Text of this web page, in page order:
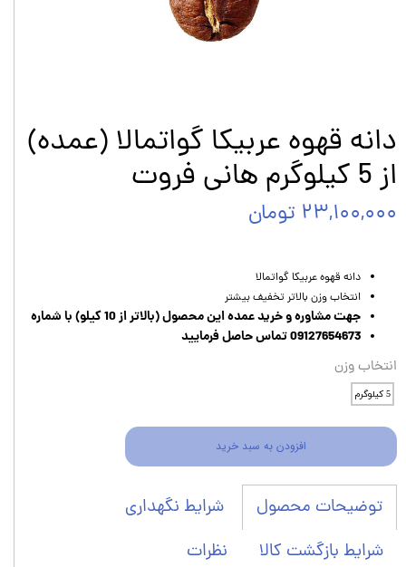
دانه قهوه عربیکا گواتمالا (عمده)
از 5 کیلوگرم هانی فروت
۲۳,۱۰۰,۰۰۰ تومان
دانه قهوه عربیکا گواتمالا
انتخاب وزن بالاتر تخفیف بیشتر
جهت مشاوره و خرید عمده این محصول (بالاتر از 10 کیلو) با شماره
09127654673 تماس حاصل فرمایید
انتخاب وزن
5 کیلوگرم
افزودن به سبد خرید
توضیحات محصول
شرایط نگهداری
شرایط بازگشت کالا
نظرات